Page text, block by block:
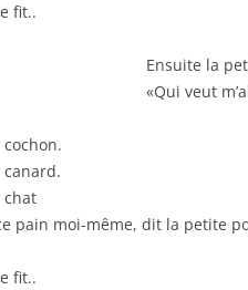
fit..
Ensuite la
«Qui veut
canard.
chat
pain moi-même, dit la petite
fit..